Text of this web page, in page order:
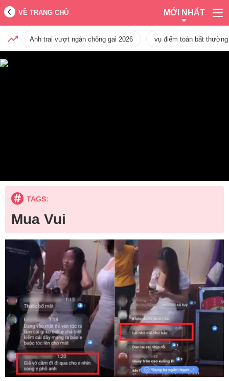
VỀ TRANG CHỦ MỚI NHẤT
Anh trai vượt ngàn chông gai 2026 vụ điểm toán bất
TAGS:
Mua Vui